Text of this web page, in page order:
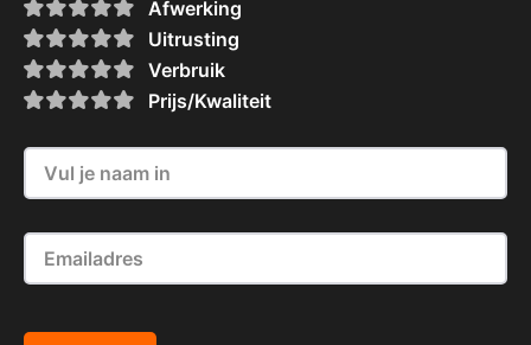
Afwerking
Uitrusting
Verbruik
Prijs/Kwaliteit